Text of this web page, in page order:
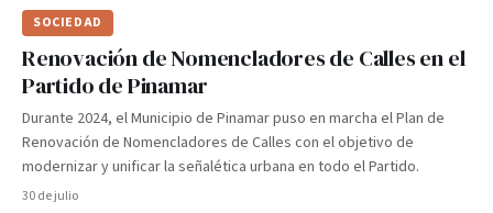
SOCIEDAD
Renovación de Nomencladores de Calles en el
Partido de Pinamar
Durante 2024, el Municipio de Pinamar puso en marcha el Plan de
Renovación de Nomencladores de Calles con el objetivo de
modernizar y unificar la señalética urbana en todo el Partido.
30 de julio